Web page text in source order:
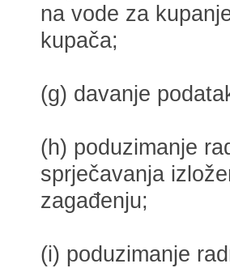
na vode za
kupača;
(g) davanje
(h) poduzimanje
sprječavanja
zagađenju;
(i) poduzimanje